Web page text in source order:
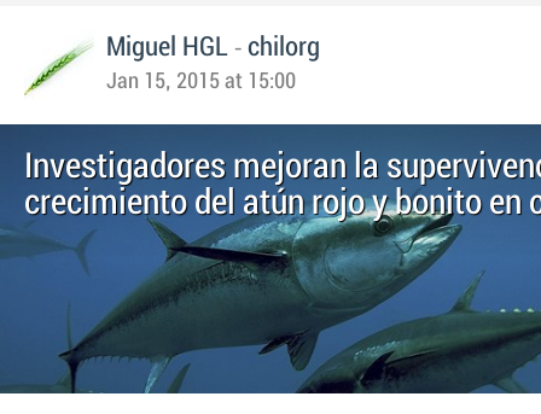
Miguel HGL - chilorg
Jan 15, 2015 at 15:00
Investigadores mejoran la
crecimiento del atún rojo y bonito en